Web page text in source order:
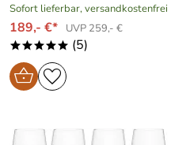
Sofort lieferbar, versandkostenfrei
189,- €* UVP 259,- €
***** (5)